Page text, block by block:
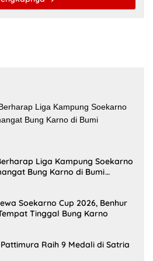
Liga Kampung Soekarno
Bung Karno di Bumi
Soekarno Cup 2026, Benhur
Tinggal Bung Karno
Raih 9 Medali di Satria